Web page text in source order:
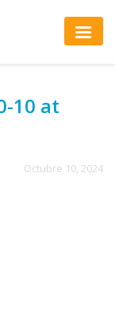
10 at
Octubre 10, 2024